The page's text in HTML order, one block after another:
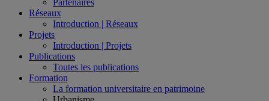
Partenaires
Réseaux
Introduction | Réseaux
Projets
Introduction | Projets
Publications
Toutes les publications
Formation
La formation universitaire en patrimoine